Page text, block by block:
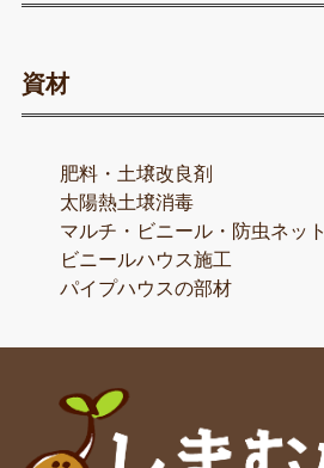
資材
肥料・土壌改良剤
太陽熱土壌消毒
マルチ・ビニール・防虫ネット
ビニールハウス施工
パイプハウスの部材